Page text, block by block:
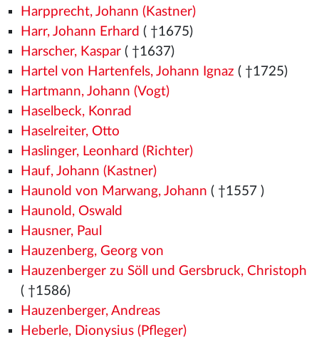
Harpprecht, Johann (Kastner)
Harr, Johann Erhard ( †1675)
Harscher, Kaspar( †1637)
Hartel von Hartenfels, Johann Ignaz ( †1725)
Hartmann, Johann (Vogt)
Haselbeck, Konrad
Haselreiter, Otto
Haslinger, Leonhard (Richter)
Hauf, Johann (Kastner)
Haunold von Marwang, Johann ( †1557 )
Haunold, Oswald
Hausner, Paul
Hauzenberg, Georg von
Hauzenberger zu Söll und Gersbruck, Christoph
( †1586)
Hauzenberger, Andreas
Heberle, Dionysius (Pfleger)